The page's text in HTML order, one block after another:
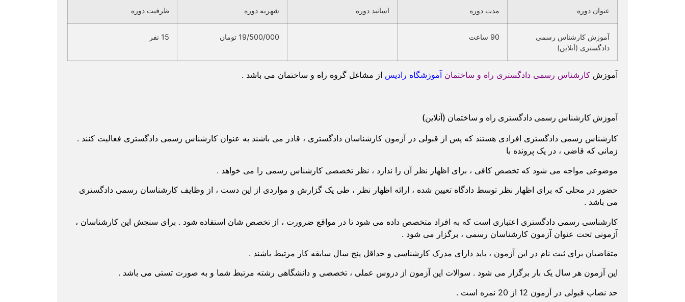
عنوان دوره مدت دوره اساتید دوره شهریه دوره ظرفیت دوره
آموزش کارشناس رسمی
دادگستری (آنلاین)
90 ساعت 19/500/000 تومان 15 نفر
آموزش کارشناس رسمی دادگستری راه و ساختمان آموزشگاه رادیس از مشاغل گروه راه و ساختمان می باشد .
آموزش کارشناس رسمی دادگستری راه و ساختمان (آنلاین)
کارشناس رسمی دادگستری افرادی هستند که پس از قبولی در آزمون کارشناسان دادگستری ، قادر می باشند به عنوان کارشناس رسمی دادگستری فعالیت کنند .
زمانی که قاضی ، در یک پرونده با
موضوعی مواجه می شود که تخصص کافی ، برای اظهار نظر آن را ندارد ، نظر تخصصی کارشناس رسمی را می خواهد .
حضور در محلی که برای اظهار نظر توسط دادگاه تعیین شده ، ارائه اظهار نظر ، طی یک گزارش و مواردی از این دست ، از وظایف کارشناسان رسمی دادگستری
می باشد .
کارشناسی رسمی دادگستری اعتباری است که به افراد متخصص داده می شود تا در مواقع ضرورت ، از تخصص شان استفاده شود . برای سنجش این کارشناسان ،
آزمونی تحت عنوان آزمون کارشناسان رسمی ، برگزار می شود .
متقاضیان برای ثبت نام در این آزمون ، باید دارای مدرک کارشناسی و حداقل پنج سال سابقه کار مرتبط باشند .
این آزمون هر سال یک بار برگزار می شود . سوالات این آزمون از دروس عملی ، تخصصی و دانشگاهی رشته مرتبط شما و به صورت تستی می باشد .
حد نصاب قبولی در آزمون 12 از 20 نمره است .